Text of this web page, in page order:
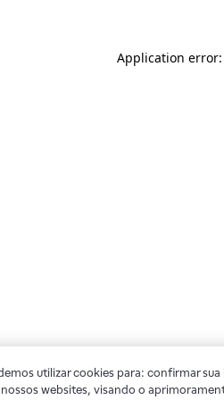
Application
utilizar cookies para: confirmar
websites, visando o